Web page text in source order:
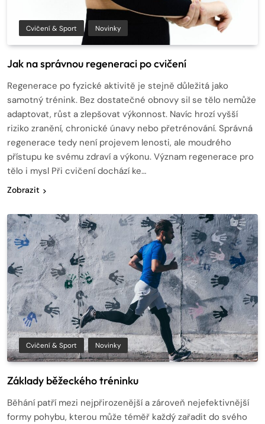
Cvičení & Sport Novinky
Jak na správnou regeneraci po cvičení
Regenerace po fyzické aktivitě je stejně důležitá jako
samotný trénink. Bez dostatečné obnovy sil se tělo nemůže
adaptovat, růst a zlepšovat výkonnost. Navíc hrozí vyšší
riziko zranění, chronické únavy nebo přetrénování. Správná
regenerace tedy není projevem lenosti, ale moudrého
přístupu ke svému zdraví a výkonu. Význam regenerace pro
tělo i mysl Při cvičení dochází ke…
Zobrazit
Cvičení & Sport Novinky
Základy běžeckého tréninku
Běhání patří mezi nejpřirozenější a zároveň nejefektivnější
formy pohybu, kterou může téměř každý zařadit do svého